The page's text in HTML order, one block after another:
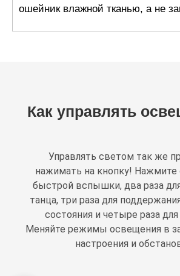
ошейник влажной тканью, а не
Как управлять
Управлять светом так же
нажимать на кнопку! Нажмите
быстрой вспышки, два раза
танца, три раза для
состояния и четыре раза
Меняйте режимы освещения в
настроения и